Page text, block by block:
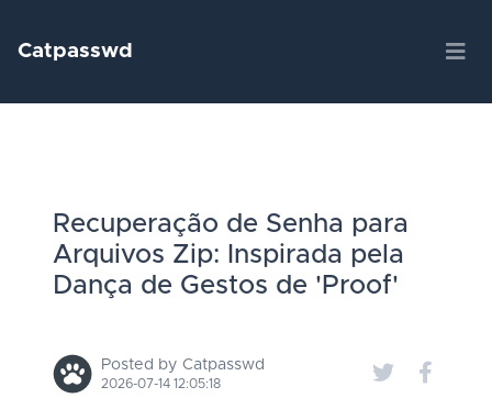
Catpasswd
Recuperação de Senha para
Arquivos Zip: Inspirada pela
Dança de Gestos de 'Proof'
Posted by Catpasswd
2026-07-14 12:05:18